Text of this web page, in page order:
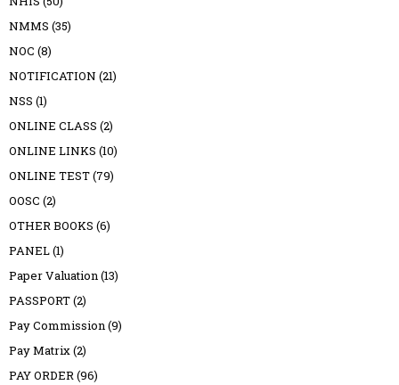
NMMS (35)
NOC (8)
NOTIFICATION (21)
NSS (1)
ONLINE CLASS (2)
ONLINE LINKS (10)
ONLINE TEST(79)
OOSC (2)
OTHER BOOKS (6)
PANEL(1)
Paper Valuation(13)
PASSPORT(2)
Pay Commission(9)
Pay Matrix(2)
PAY ORDER(96)